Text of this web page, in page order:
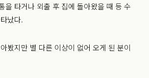
을 타거나 외출 후 집에 돌아왔을 때 등 수
났다.
봤지만 별 다른 이상이 없어 오게 된 분이